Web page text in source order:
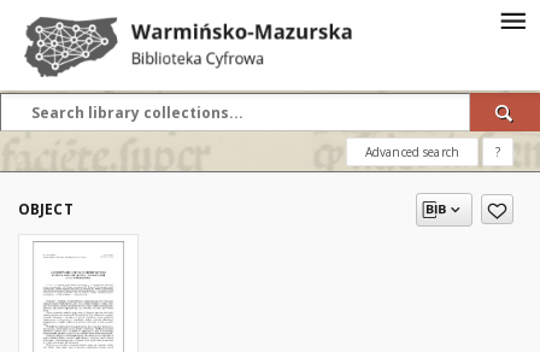
Advanced search ?
OBJECT